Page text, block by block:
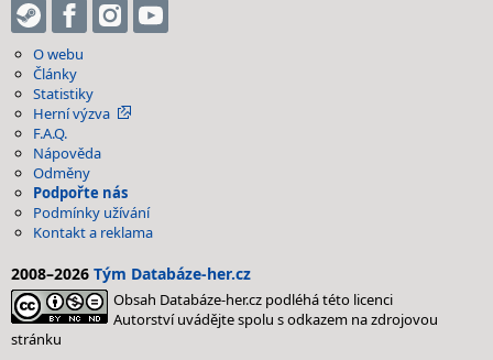
O webu
Články
Statistiky
Herní výzva
F.A.Q.
Nápověda
Odměny
Podpořte nás
Podmínky užívání
Kontakt a reklama
2008–2026 Tým Databáze-her.cz
Obsah Databáze-her.cz podléhá této licenci
Autorství uvádějte spolu s odkazem na zdrojovou
stránku